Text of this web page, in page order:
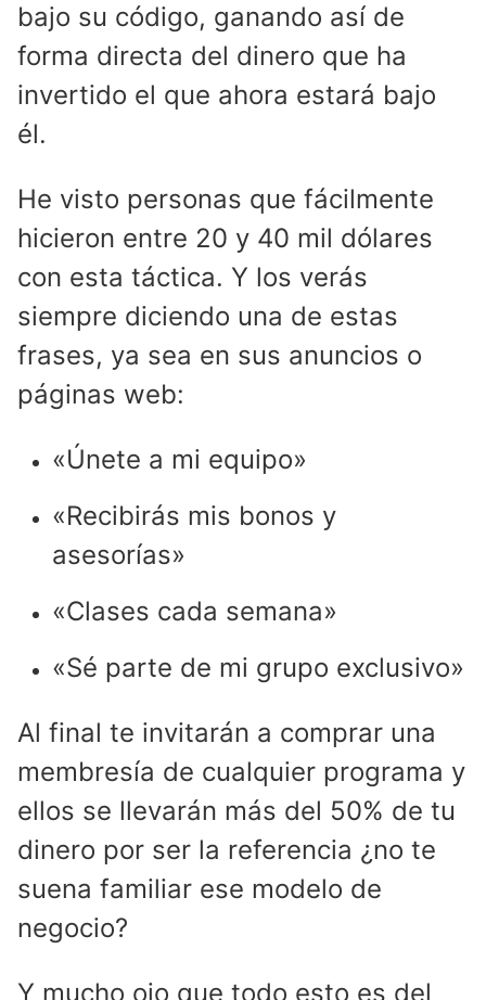
bajo su código, ganando así de
forma directa del dinero que ha
invertido el que ahora estará bajo
él.
He visto personas que fácilmente
hicieron entre 20 y 40 mil dólares
con esta táctica. Y los verás
siempre diciendo una de estas
frases, ya sea en sus anuncios o
páginas web:
«Únete a mi equipo»
«Recibirás mis bonos y
asesorías»
«Clases cada semana»
«Sé parte de mi grupo exclusivo»
Al final te invitarán a comprar una
membresía de cualquier programa y
ellos se llevarán más del 50% de tu
dinero por ser la referencia ¿no te
suena familiar ese modelo de
negocio?
Y mucho ojo que todo esto es del